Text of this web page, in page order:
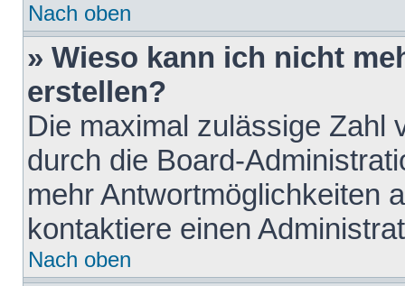
Nach oben
» Wieso kann ich nicht
erstellen?
Die maximal zulässige Zahl
durch die Board-
mehr Antwortmöglichkeiten
kontaktiere einen
Nach oben